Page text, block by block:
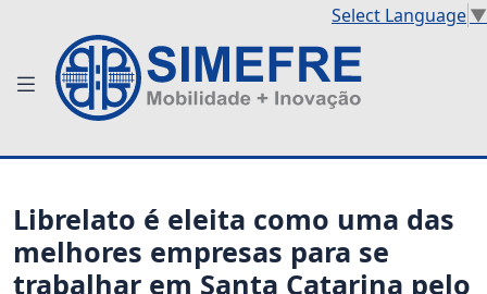
Select Language▼
Librelato é eleita como uma das
melhores empresas para se
trabalhar em Santa Catarina pelo